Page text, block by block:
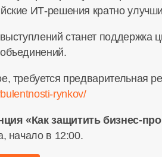
ИТ-решения кратно
станет поддержка
требуется предварительная
rynkov/
«Как защититьбизнес-
начало в 12:00.